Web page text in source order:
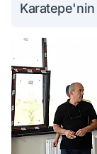
Karatepe'nin